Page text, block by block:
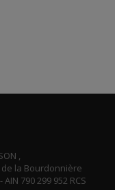
,
la Bourdonnière
790 299 952 RCS